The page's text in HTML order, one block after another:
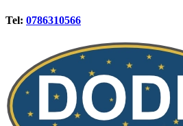
Tel: 0786310566